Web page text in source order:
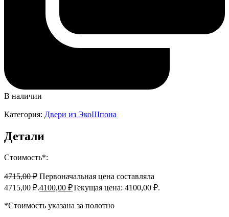
В наличии
Категория: Двери из ЭкоШпона
Детали
Стоимость*:
4715,00₽ Первоначальная цена составляла
4715,00 ₽.4100,00 ₽Текущая цена: 4100,00 ₽.
*Стоимость указана за полотно